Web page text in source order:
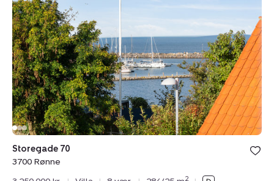
70,
3700
Rønne
Storegade 70
3700 Rønne
2